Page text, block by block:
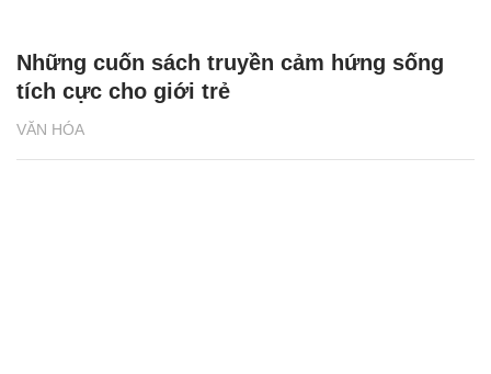
VĂN HÓA
Những cuốn sách truyền cảm hứng sống
tích cực cho giới trẻ